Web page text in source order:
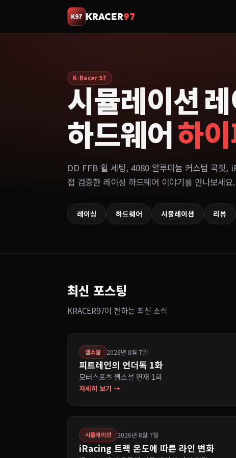
K97 KRACER97
K-Racer 97
시뮬레이션
하드웨어 하
DD FFB 휠 세팅, 4080 알루미늄 커스텀 콕핏,
접 검증한 레이싱 하드웨어 이야기를 만나보세요.
레이싱 하드웨어 시뮬레이션 리뷰
최신 포스팅
KRACER97이 전하는 최신 소식
웹소설 2026년 8월 7일
피트레인의 언더독 1화
모터스포츠 웹소설 연재 1화
자세히 보기 →
시뮬레이션 2026년 8월 7일
iRacing 트랙 온도에 따른 라인 변화